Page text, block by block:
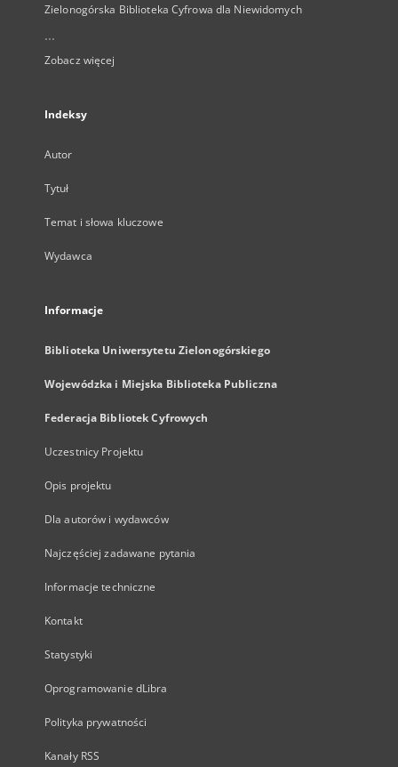
Zielonogórska Biblioteka Cyfrowa dla Niewidomych
...
Zobacz więcej
Indeksy
Autor
Tytuł
Temat i słowa kluczowe
Wydawca
Informacje
Biblioteka Uniwersytetu Zielonogórskiego
Wojewódzka i Miejska Biblioteka Publiczna
Federacja Bibliotek Cyfrowych
Uczestnicy Projektu
Opis projektu
Dla autorów i wydawców
Najczęściej zadawane pytania
Informacje techniczne
Kontakt
Statystyki
Oprogramowanie dLibra
Polityka prywatności
Kanały RSS